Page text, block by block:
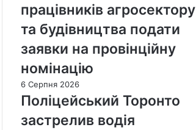
працівників агросектору
та будівництва подати
заявки на провінційну
номінацію
6 Серпня 2026
Поліцейський Торонто
застрелив водія